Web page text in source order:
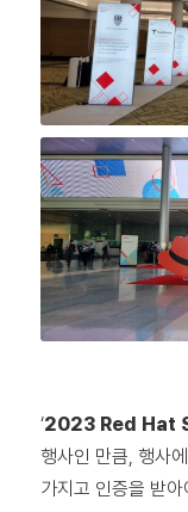
‘2023 Red Hat
행사인 만큼, 행사
가지고 인증을 받아